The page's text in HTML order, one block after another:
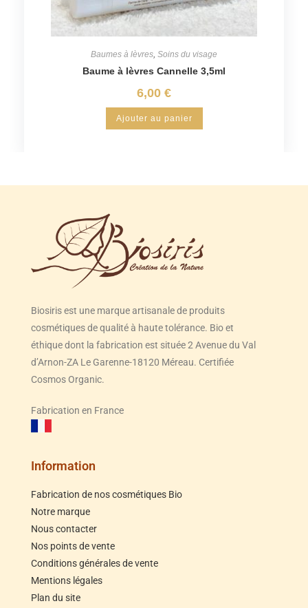
Baumes à lèvres, Soins du visage
Baume à lèvres Cannelle 3,5ml
6,00 €
Ajouter au panier
Biosiris est une marque artisanale de produits
cosmétiques de qualité à haute tolérance. Bio et
éthique dont la fabrication est située 2 Avenue du Val
d’Arnon-ZA Le Garenne-18120 Méreau. Certifiée
Cosmos Organic.
Fabrication en France
Information
Fabrication de nos cosmétiques Bio
Notre marque
Nous contacter
Nos points de vente
Conditions générales de vente
Mentions légales
Plan du site